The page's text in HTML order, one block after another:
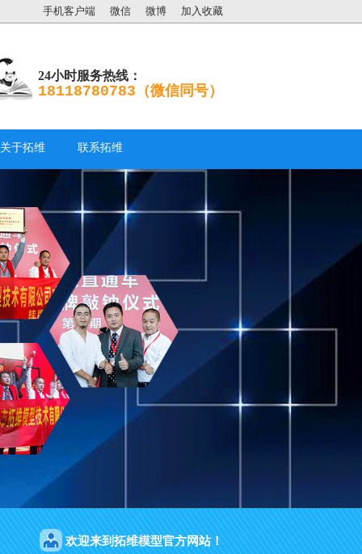
手机客户端 微信 微博 加入收藏
24小时服务热线：
18118780783（微信同号）
关于拓维 联系拓维
欢迎来到拓维模型官方网站！